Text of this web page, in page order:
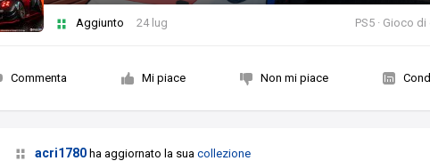
Aggiunto 24 lug PS5 · Gioco
Commenta Mi piace Non mi piace
acri1780 ha aggiornato la suacollezione